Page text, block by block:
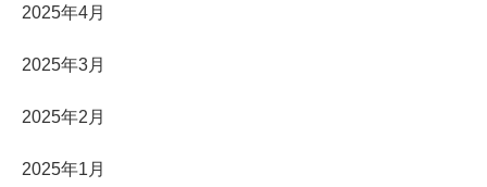
2025年4月
2025年3月
2025年2月
2025年1月